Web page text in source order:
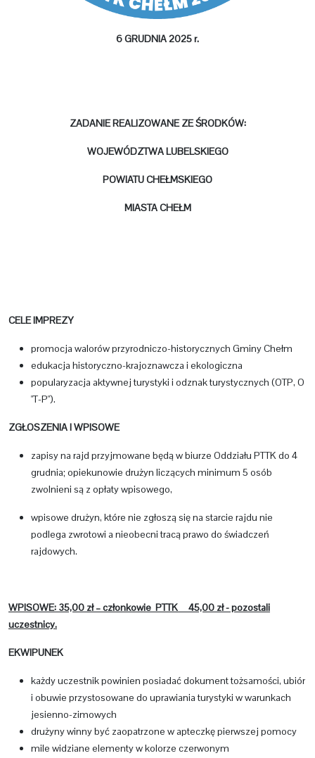
6 GRUDNIA 2025 r.
ZADANIE REALIZOWANE ZEŚRODKÓW:
WOJEWÓDZTWA LUBELSKIEGO
POWIATU CHEŁMSKIEGO
MIASTA CHEŁM
CELE IMPREZY
promocja walorów przyrodniczo-historycznych Gminy Chełm
edukacja historyczno-krajoznawcza i ekologiczna
popularyzacja aktywnej turystyki i odznak turystycznych (OTP, O
"T-P").
ZGŁOSZENIA I WPISOWE
zapisy na rajd przyjmowane będą w biurze Oddziału PTTK do 4
grudnia; opiekunowie drużyn liczących minimum 5 osób
zwolnieni są z opłaty wpisowego,
wpisowe drużyn, które nie zgłoszą się na starcie rajdu nie
podlega zwrotowi a nieobecni tracą prawo do świadczeń
rajdowych.
WPISOWE: 35,00 zł – członkowie PTTK 45,00 zł - pozostali
uczestnicy.
EKWIPUNEK
każdy uczestnik powinien posiadać dokument tożsamości, ubiór
i obuwie przystosowane do uprawiania turystyki w warunkach
jesienno-zimowych
drużyny winny być zaopatrzone w apteczkę pierwszej pomocy
mile widziane elementy w kolorze czerwonym